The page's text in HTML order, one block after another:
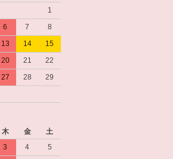
1
6 7
8
13 14
15
20 21
22
27 28
29
木 金
土
3 4
5